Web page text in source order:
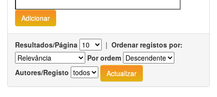
Resultados/Página | Ordenar registos por:
Por ordem
Autores/Registo